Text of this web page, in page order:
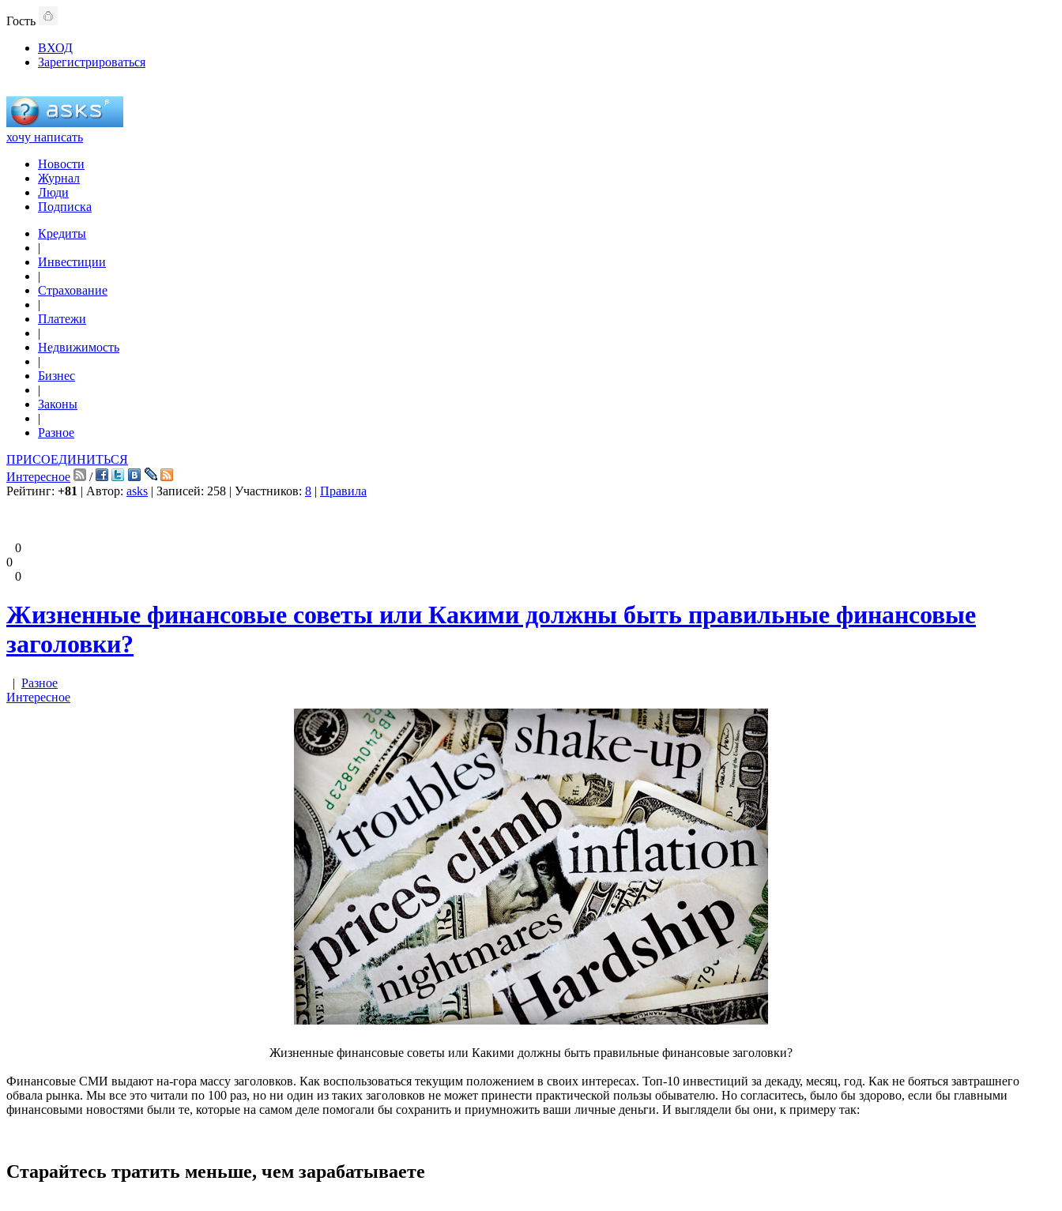
Гость
ВХОД
Зарегистрироваться
хочу написать
Новости
Журнал
Люди
Подписка
Кредиты
|
Инвестиции
|
Страхование
|
Платежи
|
Недвижимость
|
Бизнес
|
Законы
|
Разное
ПРИСОЕДИНИТЬСЯ
Интересное
/
Рейтинг: +81 | Автор: asks | Записей: 258 | Участников: 8 | Правила
0
0
0
Жизненные финансовые советы или Какими должны быть правильные финансовые
заголовки?
| Разное
Интересное
Жизненные финансовые советы или Какими должны быть правильные финансовые заголовки?
Финансовые СМИ выдают на-гора массу заголовков. Как воспользоваться текущим положением в своих интересах. Топ-10 инвестиций за декаду, месяц, год. Как не бояться завтрашнего
обвала рынка. Мы все это читали по 100 раз, но ни один из таких заголовков не может принести практической пользы обывателю. Но согласитесь, было бы здорово, если бы главными
финансовыми новостями были те, которые на самом деле помогали бы сохранить и приумножить ваши личные деньги. И выглядели бы они, к примеру так:
Старайтесь тратить меньше, чем зарабатываете